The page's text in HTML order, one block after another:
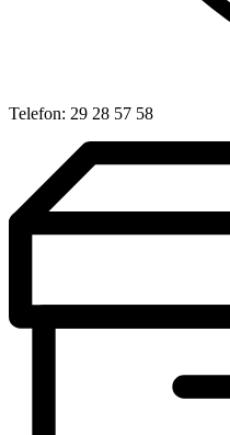
Telefon: 29 28 57 58